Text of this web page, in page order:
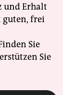
und Erhalt
guten, frei
Sie
Sie